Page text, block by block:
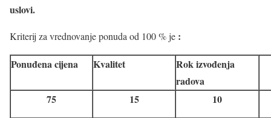
uslovi.
Kriterij za vrednovanje ponuda od 100 % je :
Ponuđena cijena
Kvalitet
Rok izvođenja
radova
75
15 10